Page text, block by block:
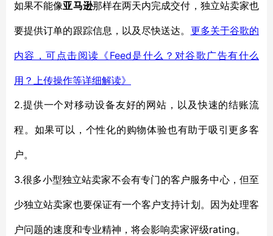
如果不能像亚马逊那样在两天内完成交付，独立站卖家也
要提供订单的跟踪信息，以及尽快送达。 更多关于谷歌的
内容，可点击阅读《 Feed是什么？对谷歌广告有什么
用？上传操作等详细解读》
2.提供一个对移动设备友好的网站，以及快速的结账流
程 。如果可以， 个性化的购物体验也有助于吸引更多客
户。
3.很多小型独立站卖家不会有专门的客户服务中心，但至
少独立站卖家也要保证有一个客户支持计划。因为处理客
户问题的速度和专业精神 ， 将会影响卖家评级rating。